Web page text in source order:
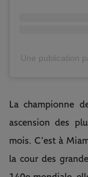
Une publication
La championne
ascension des
mois. C’est à
la cour des